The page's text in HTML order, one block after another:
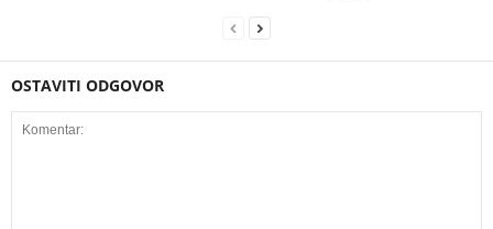
OSTAVITI ODGOVOR